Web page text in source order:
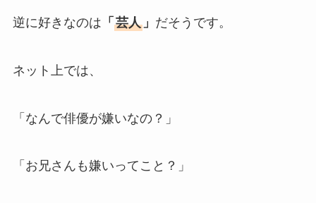
逆に好きなのは 「 芸人」 だそうです。
ネット上では、
「なんで俳優が嫌いなの？」
「お兄さんも嫌いってこと？」